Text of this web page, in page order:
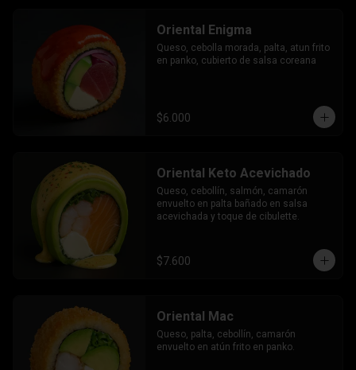
Oriental Enigma
Queso, cebolla morada, palta, atun frito
en panko, cubierto de salsa coreana
$6.000
Oriental Keto Acevichado
Queso, cebollín, salmón, camarón
envuelto en palta bañado en salsa
acevichada y toque de cibulette.
$7.600
Oriental Mac
Queso, palta, cebollín, camarón
envuelto en atún frito en panko.